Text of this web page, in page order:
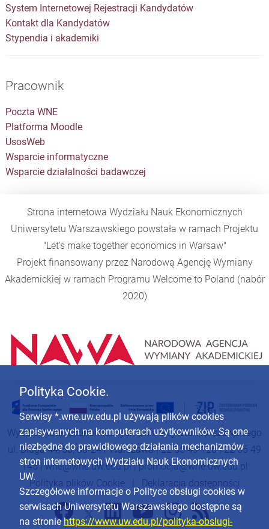
System Internetowej Rejestracji Kandydatów
Kontakt dla Kandydatów
Stypendia i akademiki
Pracownik
Poczta WNE
Platforma Moodle
UsosWeb
Wsparcie informatyczne
Wsparcie działalności badawczej
Strona internetowa Wydziału Nauk Ekonomicznych
Uniwersytetu Warszawskiego powstała w ramach Projektu
"Let's make together economics in Warsaw"
Projekt finansowany przez Narodową Agencję Wymiany
Akademickiej w ramach Programu Welcome to Poland (nabór
2020)
Wydział Nauk Ekonomicznych Uniwersytetu Warszawskiego
ul. Długa 44/50, 00-241 Warszawa | 22 55 49 126 | 22 55 49
145 |wne@wne.uw.edu.pl|promocja@wne.uw.edu.pl
Polityka plików Cookie| Deklaracja dostępności
Polityka Cookie.
Serwisy *.wne.uw.edu.pl używają plików cookies
zapisywanych na komputerach użytkowników. Są one
niezbędne do prawidłowego działania mechanizmów
stron internetowych Wydziału Nauk Ekonomicznych
UW.
Szczegółowe informacje o Polityce obsługi cookies w
serwisach Uniwersytetu Warszawskiego dostępne są
na stroniehttps://www.uw.edu.pl/polityka-obslugi-